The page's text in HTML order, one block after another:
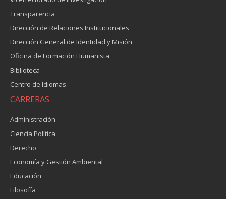
Transparencia
Dirección de Relaciones Institucionales
Dirección General de Identidad y Misión
Oficina de Formación Humanista
Biblioteca
Centro de Idiomas
CARRERAS
Administración
Ciencia Política
Derecho
Economía y Gestión Ambiental
Educación
Filosofía